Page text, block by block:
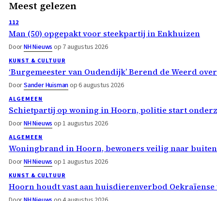
Meest gelezen
112
Man (50) opgepakt voor steekpartij in Enkhuizen
DoorNH Nieuws op 7 augustus 2026
KUNST & CULTUUR
‘Burgemeester van Oudendijk’ Berend de Weerd
DoorSander Huismanop 6 augustus 2026
ALGEMEEN
Schietpartij op woning in Hoorn, politie start
DoorNH Nieuws op 1 augustus 2026
ALGEMEEN
Woningbrand in Hoorn, bewoners veilig naar buiten
DoorNH Nieuws op 1 augustus 2026
KUNST & CULTUUR
Hoorn houdt vast aan huisdierenverbod